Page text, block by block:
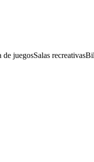
de juegosSalas recreativas